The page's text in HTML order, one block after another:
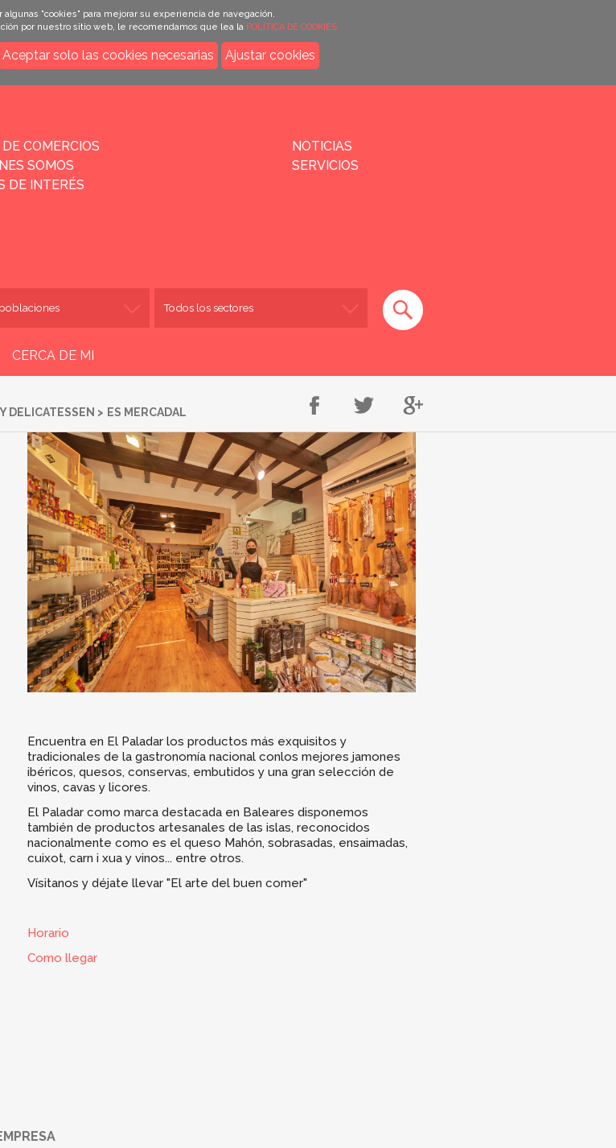
"cookies" para mejorar su experiencia de navegación.
por nuestro sitio web, le recomendamos que lea la POLÍTICA DE COOKIES.
Aceptar solo las cookies necesarias Ajustar cookies
COMERCIOS
NOTICIAS
SOMOS
SERVICIOS
DE INTERÉS
CERCA DE MI
DELICATESSEN > ES MERCADAL
Encuentra en El Paladar los productos más exquisitos y
tradicionales de la gastronomía nacional conlos mejores jamones
ibéricos, quesos, conservas, embutidos y una gran selección de
vinos, cavas y licores.
El Paladar como marca destacada en Baleares disponemos
también de productos artesanales de las islas, reconocidos
nacionalmente como es el queso Mahón, sobrasadas, ensaimadas,
cuixot, carn i xua y vinos... entre otros.
Vísitanos y déjate llevar "El arte del buen comer"
Horario
Como llegar
FacebookTwitter
Google+